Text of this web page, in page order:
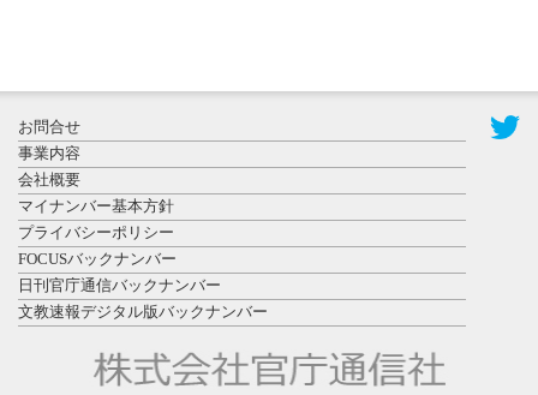
登録有形文
化財となっ
た東北大植
物園八...
お問合せ
事業内容
会社概要
マイナンバー基本方針
プライバシーポリシー
FOCUSバックナンバー
日刊官庁通信バックナンバー
文教速報デジタル版バックナンバー